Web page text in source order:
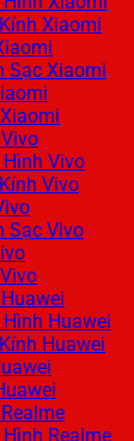
Xiaomi
Sạc Xiaomi
Vivo
Vivo
Sạc Vivo
Huawei
Huawei
Realme